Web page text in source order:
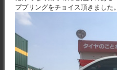
ププリングをチョイス頂きました。